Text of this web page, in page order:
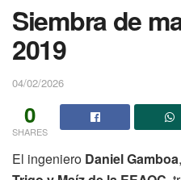
Siembra de
2019
04/02/2026
0
SHARES
El ingeniero Daniel Gamboa